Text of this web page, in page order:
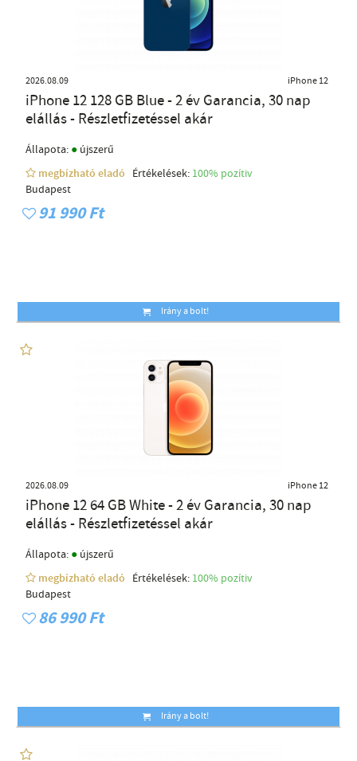
2026.08.09 iPhone 12
iPhone 12 128 GB Blue - 2 év Garancia, 30 nap
elállás - Részletfizetéssel akár
Állapota: ● újszerű
megbízható eladó
Értékelések: 100% pozítiv
Budapest
91 990 Ft
Irány a bolt!
2026.08.09 iPhone 12
iPhone 12 64 GB White - 2 év Garancia, 30 nap
elállás - Részletfizetéssel akár
Állapota: ● újszerű
megbízható eladó
Értékelések: 100% pozítiv
Budapest
86 990 Ft
Irány a bolt!